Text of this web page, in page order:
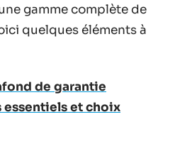
gamme complète de
quelques éléments à
de garantie
et choix